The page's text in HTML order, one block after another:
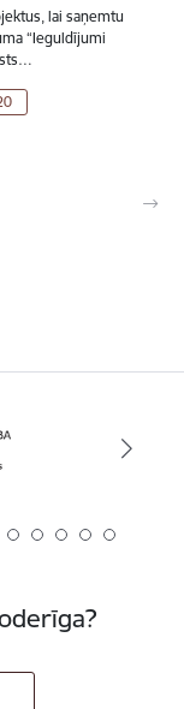
lai saņemtu
“Ieguldījumi